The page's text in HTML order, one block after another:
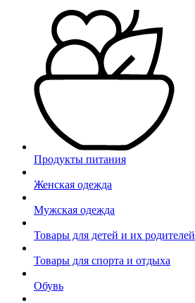
Продукты питания
Женская одежда
Мужская одежда
Товары для детей и их родителей
Товары для спорта и отдыха
Обувь